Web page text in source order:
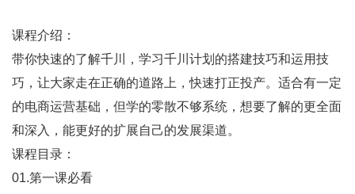
课程介绍：
带你快速的了解千川，学习千川计划的搭建技巧和运用技
巧，让大家走在正确的道路上，快速打正投产。适合有一定
的电商运营基础，但学的零散不够系统，想要了解的更全面
和深入，能更好的扩展自己的发展渠道。
课程目录：
01.第一课必看